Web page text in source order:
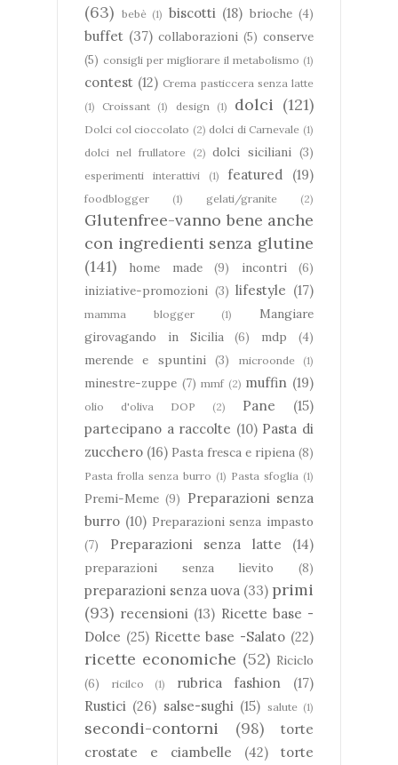
(63) bebè (1) biscotti (18) brioche (4)
buffet (37) collaborazioni (5) conserve
(5) consigli per migliorare il metabolismo (1)
contest (12) Crema pasticcera senza latte
(1)
Croissant (1) design (1) dolci (121)
Dolci col cioccolato (2) dolci di Carnevale (1)
dolci nel frullatore
(2) dolci siciliani (3)
esperimenti interattivi (1) featured (19)
foodblogger (1) gelati/granite (2)
Glutenfree-vanno bene anche
con ingredienti senza glutine
(141)
home made (9) incontri
(6)
iniziative-promozioni (3) lifestyle (17)
mamma blogger (1)
Mangiare
girovagando in Sicilia
(6) mdp
(4)
merende e spuntini (3) microonde (1)
minestre-zuppe (7) mmf (2) muffin (19)
olio d'oliva DOP (2) Pane
(15)
partecipano a raccolte (10) Pasta di
zucchero (16) Pasta fresca e ripiena (8)
Pasta frolla senza burro (1) Pasta sfoglia (1)
Premi-Meme (9) Preparazioni senza
burro (10) Preparazioni senza impasto
(7)
Preparazioni senza latte (14)
preparazioni senza lievito (8)
preparazioni senza uova (33) primi
(93) recensioni (13) Ricette base -
Dolce (25) Ricette base -Salato (22)
ricette economiche (52) Riciclo
(6)
ricilco (1) rubrica fashion
(17)
Rustici (26) salse-sughi (15) salute (1)
secondi-contorni (98)
torte
crostate e ciambelle
(42)
torte